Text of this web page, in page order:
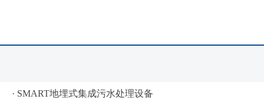
· SMART地埋式集成污水处理设备